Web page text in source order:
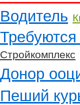
Водитель
Стройкомплекс
Донор
Пеший